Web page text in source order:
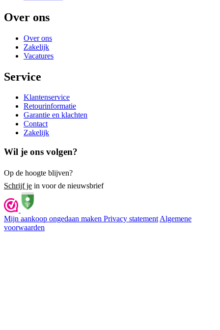
Over ons
Over ons
Zakelijk
Vacatures
Service
Klantenservice
Retourinformatie
Garantie en klachten
Contact
Zakelijk
Wil je ons volgen?
Op de hoogte blijven?
Schrijf je in voor de nieuwsbrief
Mijn aankoop ongedaan maken Privacy statement Algemene
voorwaarden